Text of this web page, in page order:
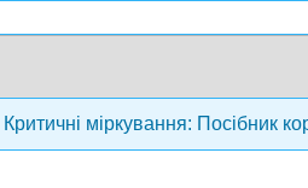
Критичні міркування: Посібник